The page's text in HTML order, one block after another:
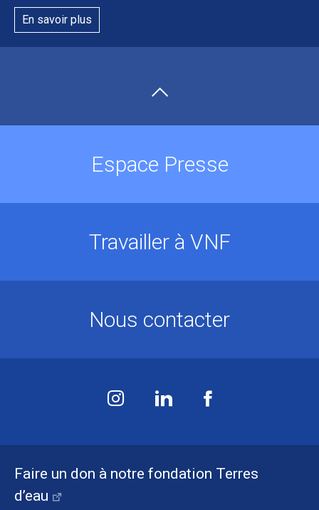
En savoir plus
Faire un don à notre fondation Terres
d’eau
Espace Presse
Travailler à VNF
Nous contacter